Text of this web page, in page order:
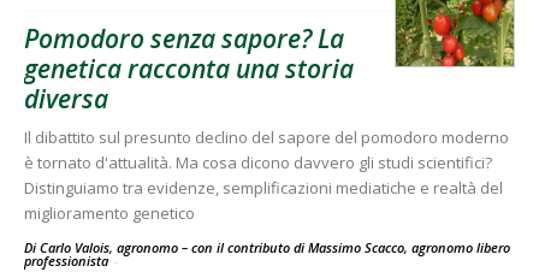
Pomodoro senza sapore? La
genetica racconta una storia
diversa
Il dibattito sul presunto declino del sapore del pomodoro moderno
è tornato d'attualità. Ma cosa dicono davvero gli studi scientifici?
Distinguiamo tra evidenze, semplificazioni mediatiche e realtà del
miglioramento genetico
Di Carlo Valois, agronomo – con il contributo di Massimo Scacco, agronomo libero
professionista -